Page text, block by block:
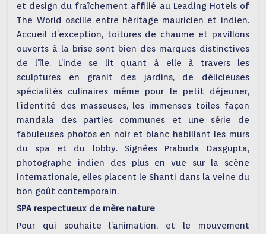
et design du fraîchement affilié au Leading Hotels of
The World oscille entre héritage mauricien et indien.
Accueil d’exception, toitures de chaume et pavillons
ouverts à la brise sont bien des marques distinctives
de l’île. L’inde se lit quant à elle à travers les
sculptures en granit des jardins, de délicieuses
spécialités culinaires même pour le petit déjeuner,
l’identité des masseuses, les immenses toiles façon
mandala des parties communes et une série de
fabuleuses photos en noir et blanc habillant les murs
du spa et du lobby. Signées Prabuda Dasgupta,
photographe indien des plus en vue sur la scène
internationale, elles placent le Shanti dans la veine du
bon goût contemporain.
SPA respectueux de mère nature
Pour qui souhaite l’animation, et le mouvement